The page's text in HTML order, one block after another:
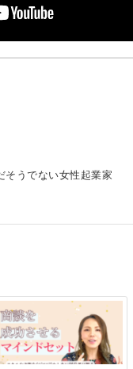
そうでない女性起業家